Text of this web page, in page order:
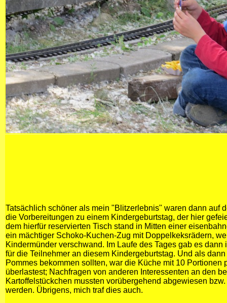
Tatsächlich schöner als mein "Blitzerlebnis" waren dann auf
die Vorbereitungen zu einem Kindergeburtstag, der hier
dem hierfür reservierten Tisch stand in Mitten einer
ein mächtiger Schoko-Kuchen-Zug mit Doppelkeksrädern,
Kindermünder verschwand. Im Laufe des Tages gab es dann
für die Teilnehmer an diesem Kindergeburtstag. Und als
Pommes bekommen sollten, war die Küche mit 10 Portionen
überlastest; Nachfragen von anderen Interessenten an den
Kartoffelstückchen mussten vorübergehend abgewiesen
werden. Übrigens, mich traf dies auch.